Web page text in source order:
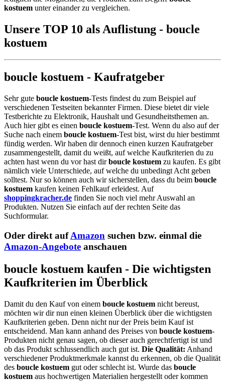
kostuem unter einander zu vergleichen.
Unsere TOP 10 als Auflistung - boucle
kostuem
boucle kostuem - Kaufratgeber
Sehr gute boucle kostuem-Tests findest du zum Beispiel auf
verschiedenen Testseiten bekannter Firmen. Diese bietet dir viele
Testberichte zu Elektronik, Haushalt und Gesundheitsthemen an.
Auch hier gibt es einen boucle kostuem-Test. Wenn du also auf der
Suche nach einem boucle kostuem-Test bist, wirst du hier bestimmt
fündig werden. Wir haben dir dennoch einen kurzen Kaufratgeber
zusammengestellt, damit du weißt, auf welche Kaufkriterien du zu
achten hast wenn du vor hast dirboucle kostuem zu kaufen. Es gibt
nämlich viele Unterschiede, auf welche du unbedingt Acht geben
solltest. Nur so können auch wir sicherstellen, dass du beim boucle
kostuem kaufen keinen Fehlkauf erleidest. Auf
shoppingkracher.de finden Sie noch viel mehr Auswahl an
Produkten. Nutzen Sie einfach auf der rechten Seite das
Suchformular.
Oder direkt aufAmazon suchen bzw. einmal die
Amazon-Angebote anschauen
boucle kostuem kaufen - Die wichtigsten
Kaufkriterien im Überblick
Damit du den Kauf von einem boucle kostuem nicht bereust,
möchten wir dir nun einen kleinen Überblick über die wichtigsten
Kaufkriterien geben. Denn nicht nur der Preis beim Kauf ist
entscheidend. Man kann anhand des Preises von boucle kostuem-
Produkten nicht genau sagen, ob dieser auch gerechtfertigt ist und
ob das Produkt schlussendlich auch gut ist. Die Qualität: Anhand
verschiedener Produktmerkmale kannst du erkennen, ob die Qualität
des boucle kostuem gut oder schlecht ist. Wurde das boucle
kostuem aus hochwertigen Materialien hergestellt oder kommen